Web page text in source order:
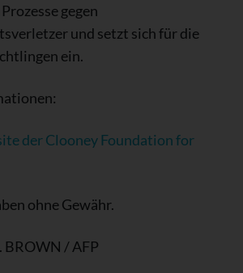
gegen
und setzt sich für die
ein.
der Clooney Foundation for
ohne Gewähr.
BROWN / AFP